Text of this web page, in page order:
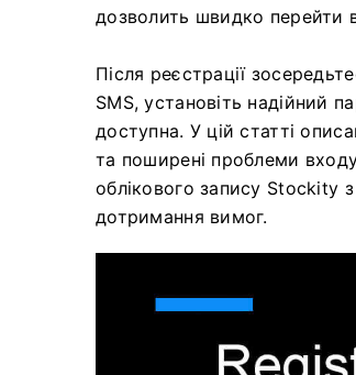
дозволить швидко перейти
Після реєстрації
SMS, установіть надійний
доступна. У цій статті
та поширені проблеми
облікового запису Stockity
дотримання вимог.